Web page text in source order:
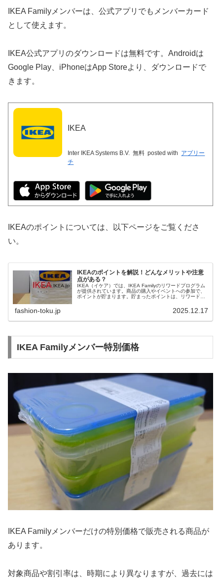
IKEA Familyメンバーは、公式アプリでもメンバーカード
として使えます。
IKEA公式アプリのダウンロードは無料です。Androidは
Google Play、iPhoneはApp Storeより、ダウンロードで
きます。
IKEA
Inter IKEA Systems B.V. 無料 posted with アプリー
チ
IKEAのポイントについては、以下ページをご覧くださ
い。
IKEAのポイントを解説！どんなメリットや注意
点がある？
IKEA（イケア）では、IKEA Familyのリワードプログラム
が提供されています。商品の購入やイベントへの参加で、
ポイントが貯まります。貯まったポイントは、リワード
fashion-toku.jp 2025.12.17
IKEA Familyメンバー特別価格
IKEA Familyメンバーだけの特別価格で販売される商品が
あります。
対象商品や割引率は、時期により異なりますが、過去には